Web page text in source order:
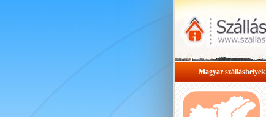
Magyar szálláshelyek